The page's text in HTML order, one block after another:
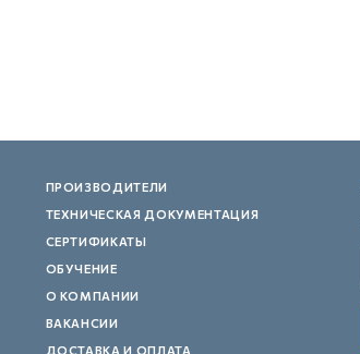
ПРОИЗВОДИТЕЛИ
ТЕХНИЧЕСКАЯ ДОКУМЕНТАЦИЯ
СЕРТИФИКАТЫ
ОБУЧЕНИЕ
О КОМПАНИИ
ВАКАНСИИ
ДОСТАВКА И ОПЛАТА